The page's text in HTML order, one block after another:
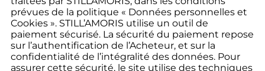
prévues de la politique « Données personnelles et
Cookies ». STILL’AMORIS utilise un outil de
paiement sécurisé. La sécurité du paiement repose
sur l’authentification de l’Acheteur, et sur la
confidentialité de l’intégralité des données. Pour
assurer cette sécurité, le site utilise des techniques